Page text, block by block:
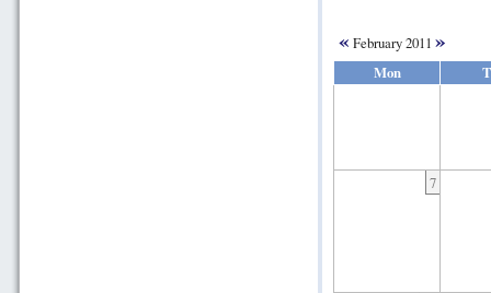
« February 2011 »
Mon
7